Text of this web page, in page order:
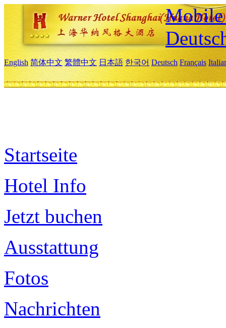
Mobile
English 简体中文 繁體中文 日本語 한국어 Deutsch Français
Startseite
Hotel Info
Jetzt buchen
Ausstattung
Fotos
Nachrichten